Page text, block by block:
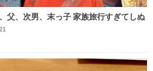
父、次男、末っ子 家族旅行すぎてしぬ